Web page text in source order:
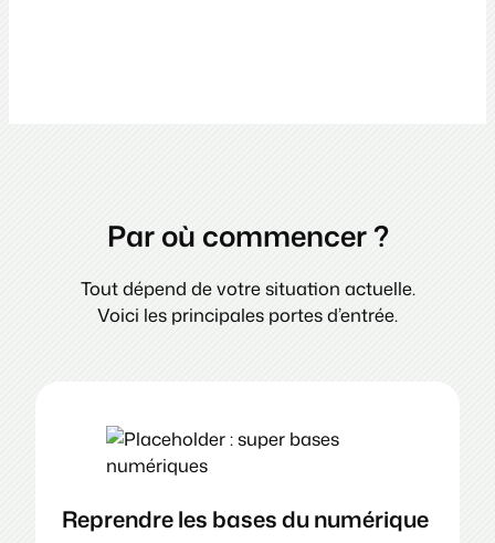
Par où commencer ?
Tout dépend de votre situation actuelle.
Voici les principales portes d’entrée.
Reprendre les bases du numérique